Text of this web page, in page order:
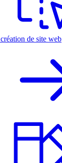
de site web